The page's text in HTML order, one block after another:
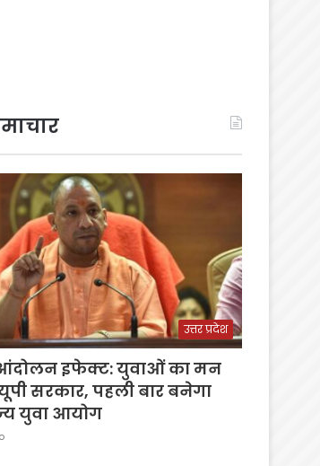
उत्तर प्रदेश
इफेक्ट: युवाओं का मन
सरकार, पहली बार बनेगा
युवा आयोग